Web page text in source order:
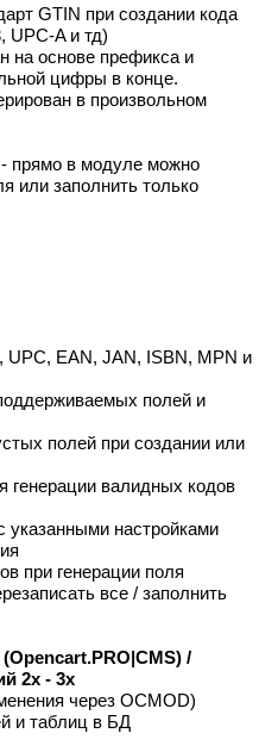
GTIN при создании кода
UPC-A и тд)
на основе префикса и
цифры в конце.
в произвольном
- прямо в модуле можно
или заполнить только
UPC, EAN, JAN, ISBN, MPN и
полей и
полей при создании или
генерации валидных кодов
указанными настройками
при генерации поля
все / заполнить
/
2x - 3x
через OCMOD)
и таблиц в БД